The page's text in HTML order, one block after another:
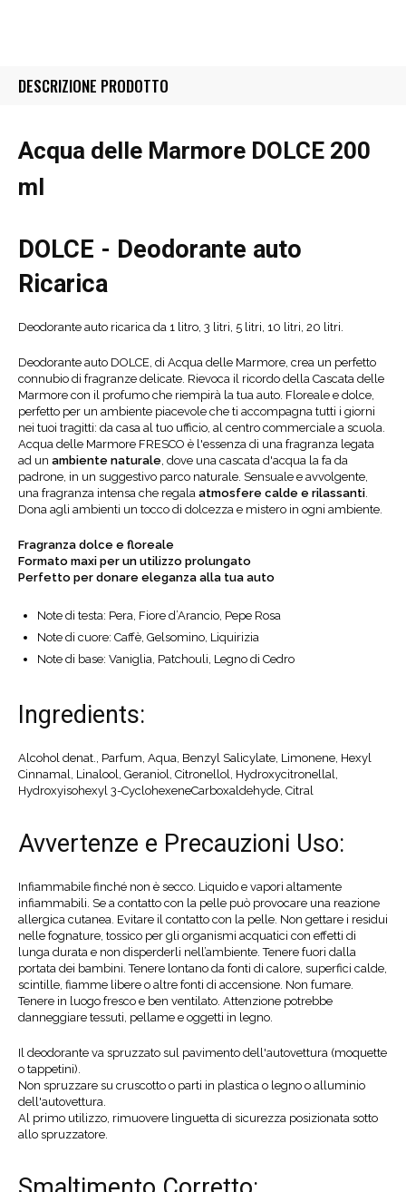
DESCRIZIONE PRODOTTO
Acqua delle Marmore DOLCE 200
ml
DOLCE - Deodorante auto
Ricarica
Deodorante auto ricarica da 1 litro, 3 litri, 5 litri, 10 litri, 20 litri.
Deodorante auto DOLCE, di Acqua delle Marmore, crea un perfetto
connubio di fragranze delicate. Rievoca il ricordo della Cascata delle
Marmore con il profumo che riempirà la tua auto. Floreale e dolce,
perfetto per un ambiente piacevole che ti accompagna tutti i giorni
nei tuoi tragitti: da casa al tuo ufficio, al centro commerciale a scuola.
Acqua delle Marmore FRESCO è l'essenza di una fragranza legata
ad un ambiente naturale , dove una cascata d'acqua la fa da
padrone, in un suggestivo parco naturale. Sensuale e avvolgente,
una fragranza intensa che regala atmosfere calde e rilassanti
Dona agli ambienti un tocco di dolcezza e mistero in ogni ambiente.
Fragranza dolce e floreale
Formato maxi per un utilizzo prolungato
Perfetto per donare eleganza alla tua auto
Note di testa: Pera, Fiore d’Arancio, Pepe Rosa
Note di cuore: Caffè, Gelsomino, Liquirizia
Note di base: Vaniglia, Patchouli, Legno di Cedro
Ingredients:
Alcohol denat., Parfum, Aqua, Benzyl Salicylate, Limonene, Hexyl
Cinnamal, Linalool, Geraniol, Citronellol, Hydroxycitronellal,
Hydroxyisohexyl 3-CyclohexeneCarboxaldehyde, Citral
Avvertenze e Precauzioni Uso:
Infiammabile finché non è secco. Liquido e vapori altamente
infiammabili. Se a contatto con la pelle può provocare una reazione
allergica cutanea. Evitare il contatto con la pelle. Non gettare i residui
nelle fognature, tossico per gli organismi acquatici con effetti di
lunga durata e non disperderli nell’ambiente. Tenere fuori dalla
portata dei bambini. Tenere lontano da fonti di calore, superfici calde,
scintille, fiamme libere o altre fonti di accensione. Non fumare.
Tenere in luogo fresco e ben ventilato. Attenzione potrebbe
danneggiare tessuti, pellame e oggetti in legno.
Il deodorante va spruzzato sul pavimento dell'autovettura (moquette
o tappetini).
Non spruzzare su cruscotto o parti in plastica o legno o alluminio
dell'autovettura.
Al primo utilizzo, rimuovere linguetta di sicurezza posizionata sotto
allo spruzzatore.